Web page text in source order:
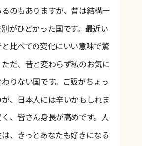
のもありますが、昔は結構一
がひどかった国です。最近い
比べての変化にいい意味で驚
だ、昔と変わらず私のお気に
りない国です。ご飯がちょっ
、日本人には辛いかもしれま
、皆さん身長が高めです。人
、きっとあなたも好きになる